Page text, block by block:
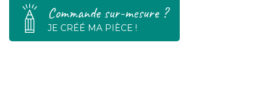
Commande sur-mesure ?
JE CRÉÉ MA PIÈCE !